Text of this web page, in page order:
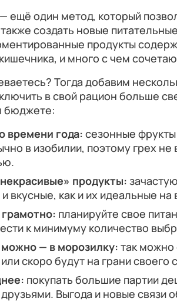
ещё один метод, который
создать новые
продукты
и много с чем
Тогда добавим
в свой рацион больше
бюджете:
времени года: сезонные
в изобилии, поэтому грех не
продукты:
вкусные, как и их идеальные на
планируйте свое
к минимуму количество
— в морозилку: так можно
скоро будут на грани своего
покупать большие партии
Выгода и новые связи